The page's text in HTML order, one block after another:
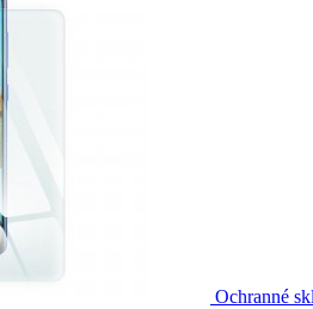
Ochranné